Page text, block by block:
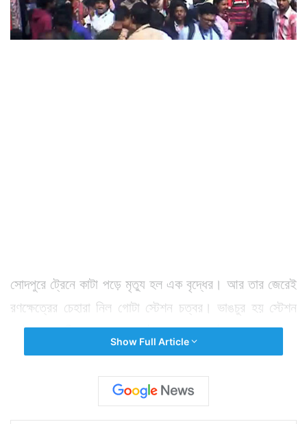
সোদপুরে ট্রেনে কাটা পড়ে মৃত্যু হল এক বৃদ্ধের। আর তার জেরেই
রণক্ষেত্রের চেহারা নিল গোটা স্টেশন চত্বর। ভাঙচুর হয় স্টেশন
মাস্টারের কেবিন। অবরোধে আটকে পড়ে বহু ট্রেন। ব্যাহত হয়
শিয়ালদহ মেন শাখার ট্রেন চলাচল। নাজেহাল হতে হয়
নিত্যযাত্রীদের। সূত্রের খবর, এদিন বেলা সাড়ে ১০টা নাগাদ
সোদপুর স্টেশনের কাছে লাইন পার হচ্ছিলেন এক বৃদ্ধ। আচমকা
Show Full Article